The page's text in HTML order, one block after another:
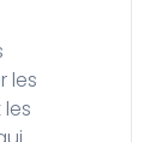
les